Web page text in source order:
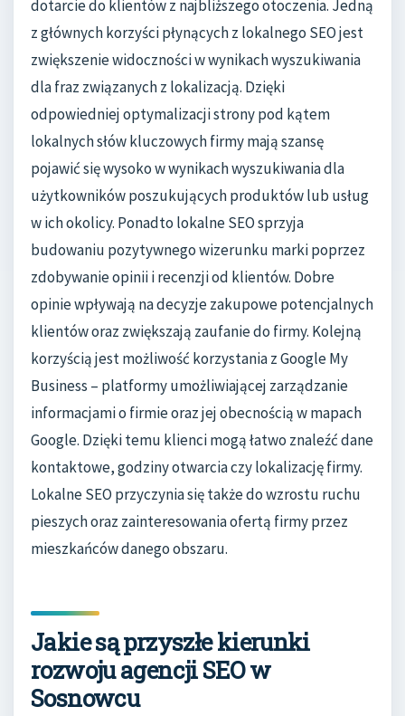
dotarcie do klientów z najbliższego otoczenia. Jedną
z głównych korzyści płynących z lokalnego SEO jest
zwiększenie widoczności w wynikach wyszukiwania
dla fraz związanych z lokalizacją. Dzięki
odpowiedniej optymalizacji strony pod kątem
lokalnych słów kluczowych firmy mają szansę
pojawić się wysoko w wynikach wyszukiwania dla
użytkowników poszukujących produktów lub usług
w ich okolicy. Ponadto lokalne SEO sprzyja
budowaniu pozytywnego wizerunku marki poprzez
zdobywanie opinii i recenzji od klientów. Dobre
opinie wpływają na decyzje zakupowe potencjalnych
klientów oraz zwiększają zaufanie do firmy. Kolejną
korzyścią jest możliwość korzystania z Google My
Business – platformy umożliwiającej zarządzanie
informacjami o firmie oraz jej obecnością w mapach
Google. Dzięki temu klienci mogą łatwo znaleźć dane
kontaktowe, godziny otwarcia czy lokalizację firmy.
Lokalne SEO przyczynia się także do wzrostu ruchu
pieszych oraz zainteresowania ofertą firmy przez
mieszkańców danego obszaru.
Jakie są przyszłe kierunki
rozwoju agencji SEO w
Sosnowcu